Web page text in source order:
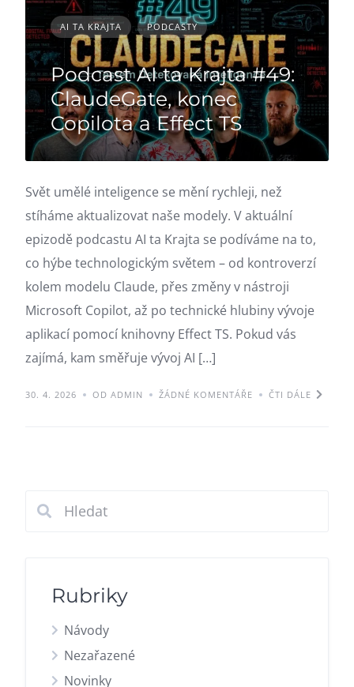
AI TA KRAJTA PODCASTY
Podcast AI ta Krajta #49:
ClaudeGate, konec
Copilota a Effect TS
Svět umělé inteligence se mění rychleji, než
stíháme aktualizovat naše modely. V aktuální
epizodě podcastu AI ta Krajta se podíváme na to,
co hýbe technologickým světem – od kontroverzí
kolem modelu Claude, přes změny v nástroji
Microsoft Copilot, až po technické hlubiny vývoje
aplikací pomocí knihovny Effect TS. Pokud vás
zajímá, kam směřuje vývoj AI […]
30. 4. 2026 OD ADMIN ŽÁDNÉ KOMENTÁŘE ČTI DÁLE
Rubriky
Návody
Nezařazené
Novinky